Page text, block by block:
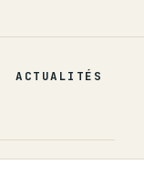
ACTUALITÉS